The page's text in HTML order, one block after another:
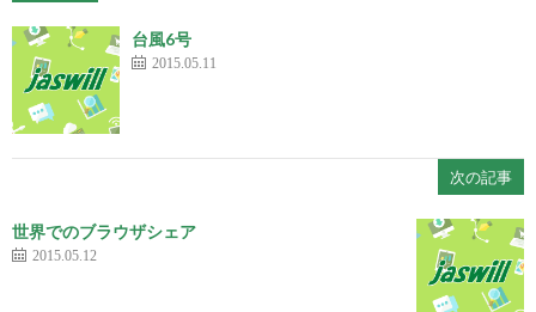
台風6号
2015.05.11
次の記事
世界でのブラウザシェア
2015.05.12